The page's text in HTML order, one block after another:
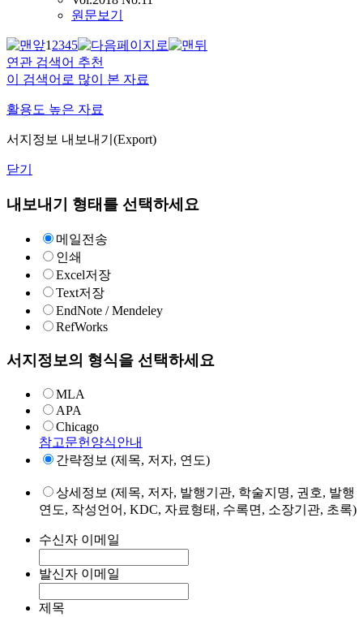
원문보기
12345
연관 검색어 추천
이 검색어로 많이 본 자료
활용도 높은 자료
서지정보 내보내기(Export)
닫기
내보내기 형태를 선택하세요
메일전송
인쇄
Excel저장
Text저장
EndNote / Mendeley
RefWorks
서지정보의 형식을 선택하세요
MLA
APA
Chicago
참고문헌양식안내
간략정보 (제목, 저자, 연도)
상세정보 (제목, 저자, 발행기관, 학술지명, 권호, 발행
연도, 작성언어, KDC, 자료형태, 수록면, 소장기관, 초록)
수신자 이메일
발신자 이메일
제목